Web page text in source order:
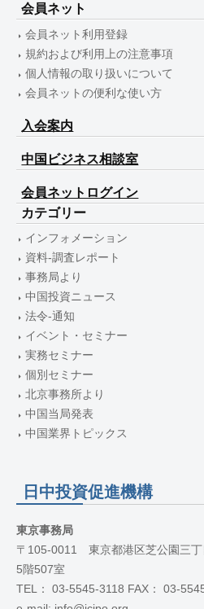
会員ネット
会員ネット利用登録
規約および利用上の注意事項
個人情報の取り扱いについて
会員ネットの便利な使い方
入会案内
中国ビジネス相談室
会員ネットログイン
カテゴリー
インフォメーション
資料-調査レポート
事務局より
中国投資ニュース
法令-通知
イベント・セミナー
実務セミナー
個別セミナー
北京事務所より
中国当局発表
中国業界トピックス
日中投資促進機構
東京事務局
〒105-0011 東京都港区芝公園三丁
5階507室
TEL： 03-5545-3118 FAX： 03-